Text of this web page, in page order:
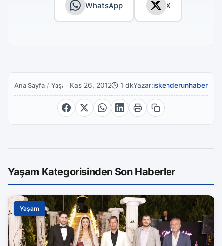
WhatsApp X
Ana Sayfa / YaşamKas 26, 2012 1 dkYazar:iskenderunhaber
Yaşam Kategorisinden Son Haberler
Yaşam